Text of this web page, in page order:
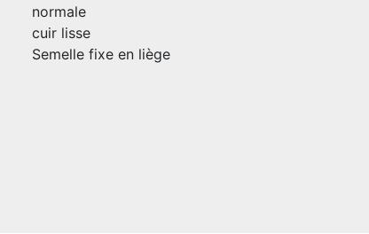
normale
cuir lisse
Semelle fixe en liège